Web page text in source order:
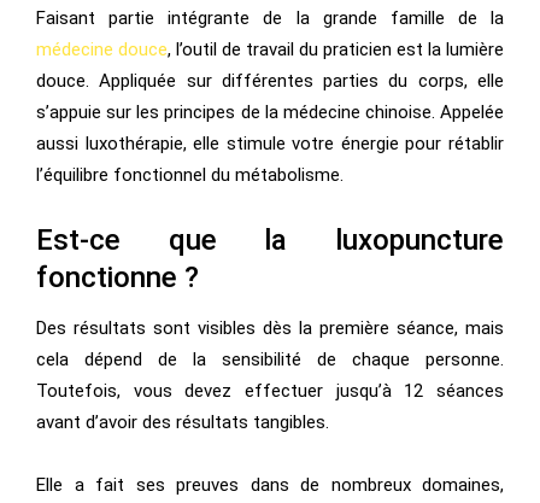
Faisant partie intégrante de la grande famille de la
médecine douce, l’outil de travail du praticien est la lumière
douce. Appliquée sur différentes parties du corps, elle
s’appuie sur les principes de la médecine chinoise. Appelée
aussi luxothérapie, elle stimule votre énergie pour rétablir
l’équilibre fonctionnel du métabolisme.
Est-ce que la luxopuncture
fonctionne ?
Des résultats sont visibles dès la première séance, mais
cela dépend de la sensibilité de chaque personne.
Toutefois, vous devez effectuer jusqu’à 12 séances
avant d’avoir des résultats tangibles.
Elle a fait ses preuves dans de nombreux domaines,